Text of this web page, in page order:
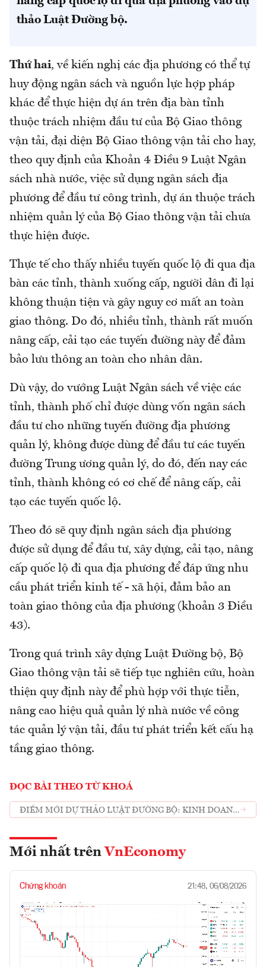
thảo Luật Đường bộ.
Thứ hai, về kiến nghị các địa phương có thể tự
huy động ngân sách và nguồn lực hợp pháp
khác để thực hiện dự án trên địa bàn tỉnh
thuộc trách nhiệm đầu tư của Bộ Giao thông
vận tải, đại diện Bộ Giao thông vận tải cho hay,
theo quy định của Khoản 4 Điều 9 Luật Ngân
sách nhà nước, việc sử dụng ngân sách địa
phương để đầu tư công trình, dự án thuộc trách
nhiệm quản lý của Bộ Giao thông vận tải chưa
thực hiện được.
Thực tế cho thấy nhiều tuyến quốc lộ đi qua địa
bàn các tỉnh, thành xuống cấp, người dân đi lại
không thuận tiện và gây nguy cơ mất an toàn
giao thông. Do đó, nhiều tỉnh, thành rất muốn
nâng cấp, cải tạo các tuyến đường này để đảm
bảo lưu thông an toàn cho nhân dân.
Dù vậy, do vướng Luật Ngân sách về việc các
tỉnh, thành phố chỉ được dùng vốn ngân sách
đầu tư cho những tuyến đường địa phương
quản lý, không được dùng để đầu tư các tuyến
đường Trung ương quản lý, do đó, đến nay các
tỉnh, thành không có cơ chế để nâng cấp, cải
tạo các tuyến quốc lộ.
Theo đó sẽ quy định ngân sách địa phương
được sử dụng để đầu tư, xây dựng, cải tạo, nâng
cấp quốc lộ đi qua địa phương để đáp ứng nhu
cầu phát triển kinh tế - xã hội, đảm bảo an
toàn giao thông của địa phương (khoản 3 Điều
43).
Trong quá trình xây dựng Luật Đường bộ, Bộ
Giao thông vận tải sẽ tiếp tục nghiên cứu, hoàn
thiện quy định này để phù hợp với thực tiễn,
nâng cao hiệu quả quản lý nhà nước về công
tác quản lý vận tải, đầu tư phát triển kết cấu hạ
tầng giao thông.
ĐỌC BÀI THEO TỪ KHOÁ
ĐIỂM MỚI DỰ THẢO LUẬT ĐƯỜNG BỘ: KINH DOANH
Mới nhất trên VnEconomy
Chứng khoán 21:48, 06/08/2026